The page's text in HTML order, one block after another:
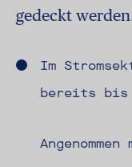
gedeckt
Im
bereits bis